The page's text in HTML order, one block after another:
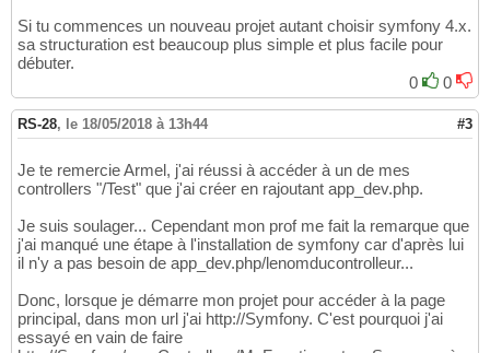
Si tu commences un nouveau projet autant choisir symfony 4.x.
sa structuration est beaucoup plus simple et plus facile pour
débuter.
0
0
RS-28, le 18/05/2018 à 13h44 #3
Je te remercie Armel, j'ai réussi à accéder à un de mes
controllers "/Test" que j'ai créer en rajoutant app_dev.php.
Je suis soulager... Cependant mon prof me fait la remarque que
j'ai manqué une étape à l'installation de symfony car d'après lui
il n'y a pas besoin de app_dev.php/lenomducontrolleur...
Donc, lorsque je démarre mon projet pour accéder à la page
principal, dans mon url j'ai http://Symfony. C'est pourquoi j'ai
essayé en vain de faire